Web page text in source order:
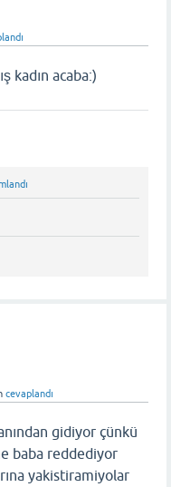
kadın acaba:)
cevaplandı
gidiyor çünkü
baba reddediyor
yakistiramiyolar